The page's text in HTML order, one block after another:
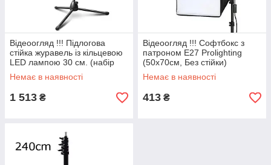
Відеоогляд !!! Підлогова
стійка журавель із кільцевою
LED лампою 30 см. (набір
для зйомки flatlay)
Немає в наявності
1 513 ₴
Відеоогляд !!! Софтбокс з
патроном Е27 Prolighting
(50х70см, Без стійки)
Немає в наявності
413 ₴